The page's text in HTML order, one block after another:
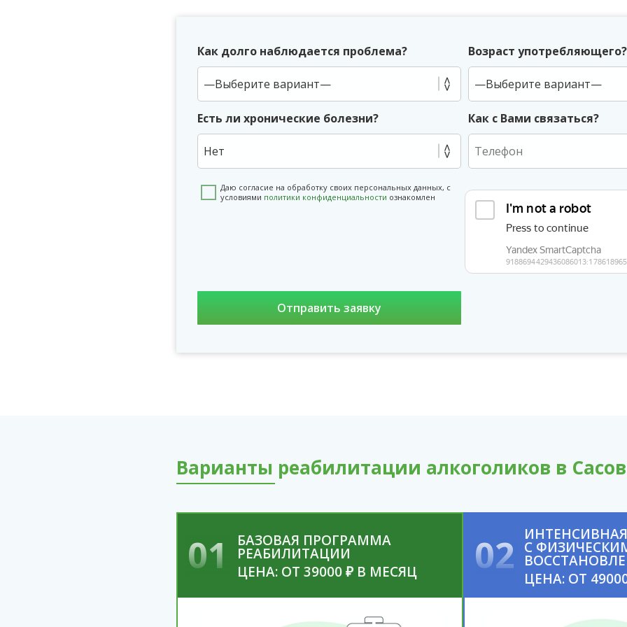
Как долго наблюдается проблема? Возраст употребляющего?
Есть ли хронические болезни?
Нет
Как с Вами связаться?
Даю согласие на обработку своих персональных данных, с
условиями политики конфиденциальности ознакомлен
Варианты реабилитации алкоголиков в
01 БАЗОВАЯ ПРОГРАММА
РЕАБИЛИТАЦИИ
ЦЕНА: ОТ 39000 ₽ В МЕСЯЦ
02 С
ЦЕНА: ОТ